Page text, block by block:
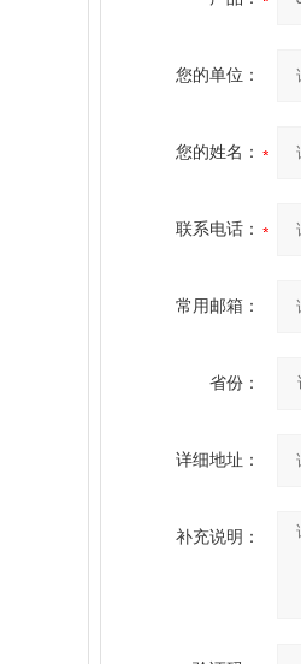
您的单位：
您的姓名：
联系电话：
常用邮箱：
省份：
详细地址：
补充说明：